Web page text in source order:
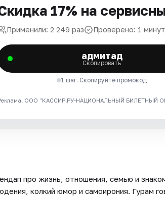
17% на
Применили: 2 249 раз Проверено: 1
адмитад
Скопировать
1 шаг. Скопируйте промокод
ООО "КАССИР.РУ-НАЦИОНАЛЬНЫЙ БИЛЕТНЫЙ
про жизнь, отношения, семью и
колкий юмор и самоирония. Гурам